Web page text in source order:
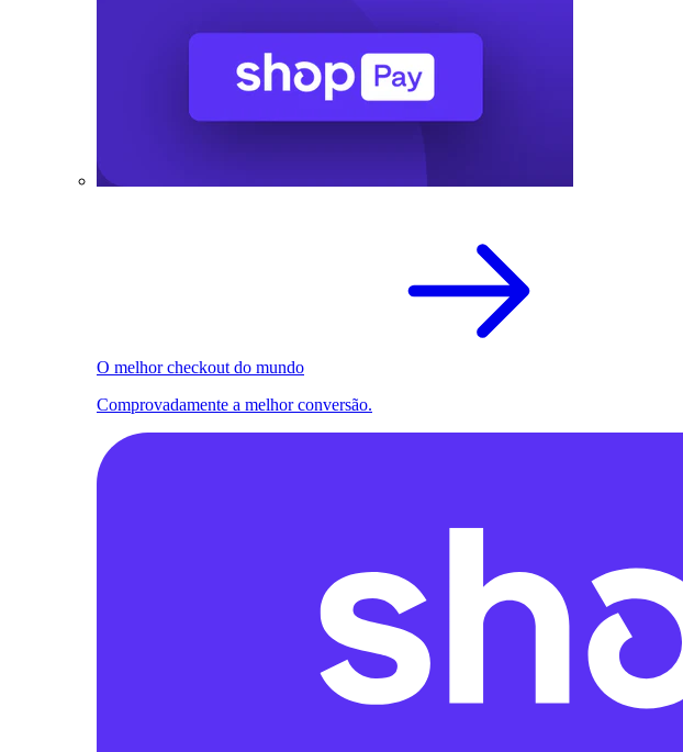
O melhor checkout do mundo
Comprovadamente a melhor conversão.